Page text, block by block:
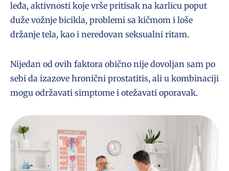
leđa, aktivnosti koje vrše pritisak na karlicu poput
duže vožnje bicikla, problemi sa kičmom i loše
držanje tela, kao i neredovan seksualni ritam.
Nijedan od ovih faktora obično nije dovoljan sam po
sebi da izazove hronični prostatitis, ali u kombinaciji
mogu održavati simptome i otežavati oporavak.